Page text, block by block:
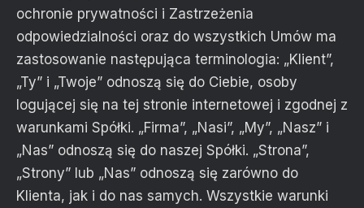
ochronie prywatności i Zastrzeżenia
odpowiedzialności oraz do wszystkich Umów ma
zastosowanie następująca terminologia: „Klient”,
„Ty” i „Twoje” odnoszą się do Ciebie, osoby
logującej się na tej stronie internetowej i zgodnej z
warunkami Spółki. „Firma”, „Nasi”, „My”, „Nasz” i
„Nas” odnoszą się do naszej Spółki. „Strona”,
„Strony” lub „Nas” odnoszą się zarówno do
Klienta, jak i do nas samych. Wszystkie warunki